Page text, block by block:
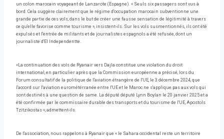
un colon marocain voyageant de Lanzarote (Espagne). « Seuls six passagers sont vus à
bord. Cela suggère clairement que le régime d'occupation marocain subventionne une
grande partie de ces vols, dans le but de créer une fausse sensation de légitimité à travers
ce qu'elle favorise comme tourisme », insistent-ils. Sur les vols susmentionnés, ils ont été
expulsés et l'entrée de militants et de journalistes espagnols a été refusée, dont un
journaliste d'El Independentte.
«La continuation des vols de Ryanair vers Dajla constitue une violation du droit
international, en particulier après que la Commission européenne a précisé, lors du
Forum consultatif de la politique de l'aviation étrangère de l'UE, le 3 décembre 2024, que
l'accord sur l'aviation eurométérranée entre l'UE et le Maroc ne s'applique pas aux vols qui
sont destinés à une question de same. La député député Lynn Boylan le 20 janvier 2025 et a
été confirmée par le commissaire durable des transports et du tourisme de l'UE, Apostols
Tzitzikostas », admettent-ils.
De l'association, nous rappelons à Ryanair que « le Sahara occidental reste un territoire